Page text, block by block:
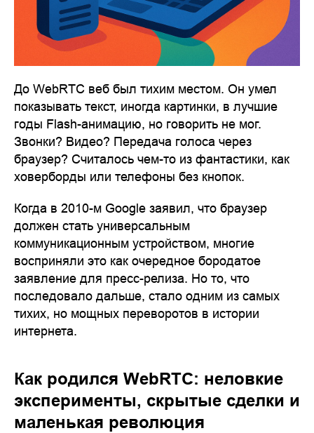
До WebRTC веб был тихим местом. Он умел
показывать текст, иногда картинки, в лучшие
годы Flash-анимацию, но говорить не мог.
Звонки? Видео? Передача голоса через
браузер? Считалось чем-то из фантастики, как
ховерборды или телефоны без кнопок.
Когда в 2010-м Google заявил, что браузер
должен стать универсальным
коммуникационным устройством, многие
восприняли это как очередное бородатое
заявление для пресс-релиза. Но то, что
последовало дальше, стало одним из самых
тихих, но мощных переворотов в истории
интернета.
Как родился WebRTC: неловкие
эксперименты, скрытые сделки и
маленькая революция